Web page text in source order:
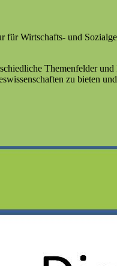
Wirtschafts- und
Themenfelder
zu bieten